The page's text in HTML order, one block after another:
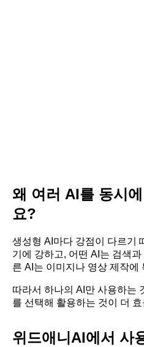
왜 여러 AI를 동시
요?
생성형 AI마다 강점이 다르기
기에 강하고, 어떤 AI는 검색
른 AI는 이미지나 영상 제작에
따라서 하나의 AI만 사용하는
를 선택해 활용하는 것이 더
위드애니AI에서 사